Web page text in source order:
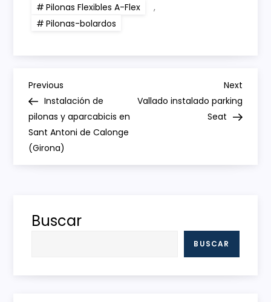
Pilonas Flexibles A-Flex
,
Pilonas-bolardos
N
a
v
a
Previous
Post
Previous
Instalación de
pilonas y aparcabicis en
Sant Antoni de Calonge
(Girona)
Next
Post
Next
Vallado instalado parking
Seat
Buscar
BUSCAR